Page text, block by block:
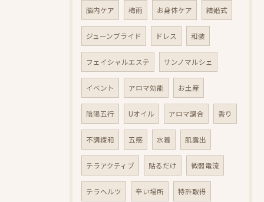
脳内ケア 梅雨 お身体ケア 結婚式
ジューンブライド ドレス 和装
フェイシャルエステ サンノマルシェ
イベント アロマ効能 お土産
陰陽五行 Uオイル アロマ調合 香り
不調緩和 五感 水着 肌露出
テラアクティブ 貼るだけ 微弱電流
テラヘルツ 辛い場所 特許取得